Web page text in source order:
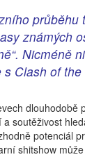
Clash of
soutěživost
shitshow